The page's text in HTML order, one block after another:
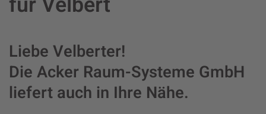
Liebe Velberter!
Die Acker Raum-Systeme GmbH
liefert auch in Ihre Nähe.